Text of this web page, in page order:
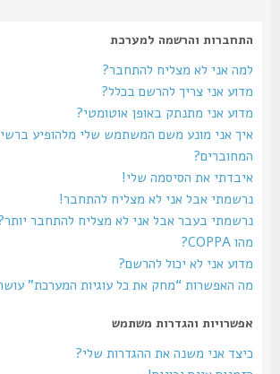
התחברות והרשמה למערכת
למה אני לא מצליח להתחבר?
מדוע אני צריך להרשם בכלל?
מדוע אני מתנתק באופן אוטומטי?
איך אני מונע משם המשתמש שלי מלהופיע
המחוברים?
איבדתי את הסיסמה שלי!
נרשמתי אבל אני לא מצליח להתחבר!
נרשמתי בעבר אבל אני לא מצליח להתחבר יותר?!
מדוע אני לא יכול להרשם?
מה האפשרות “מחק את כל עוגיות המערכת” עושה?
אפשרויות והגדרות משתמש
כיצד אני משנה את ההגדרות שלי?